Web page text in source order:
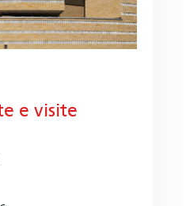
e visite